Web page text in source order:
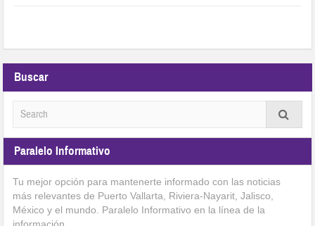
Buscar
Paralelo Informativo
Tu mejor opción para mantenerte informado con las noticias
más relevantes de Puerto Vallarta, Riviera-Nayarit, Jalisco,
México y el mundo. Paralelo Informativo en la línea de la